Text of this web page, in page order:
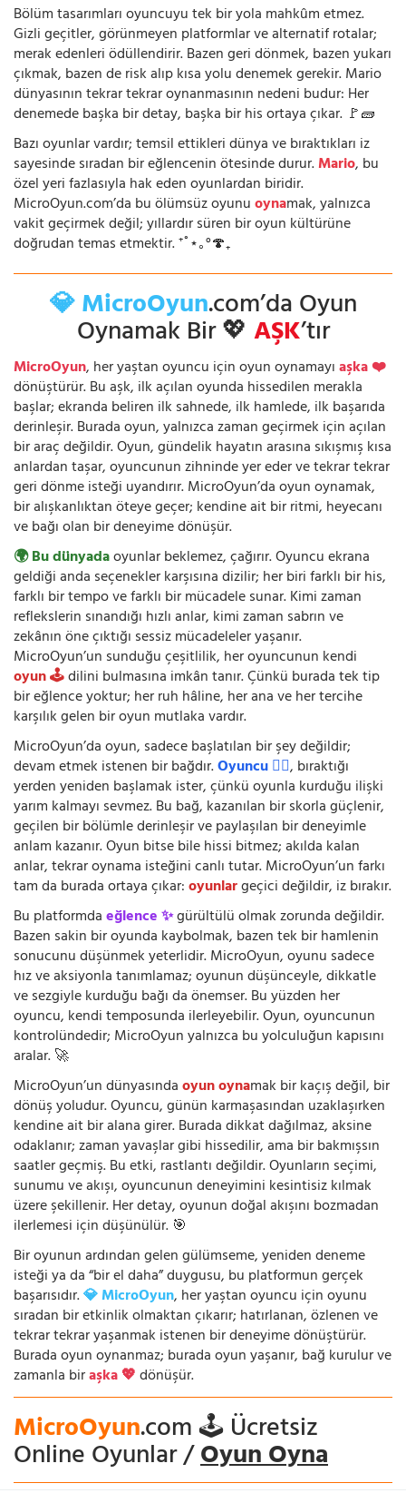
Bölüm tasarımları oyuncuyu tek bir yola mahkûm etmez.
Gizli geçitler, görünmeyen platformlar ve alternatif rotalar;
merak edenleri ödüllendirir. Bazen geri dönmek, bazen yukarı
çıkmak, bazen de risk alıp kısa yolu denemek gerekir. Mario
dünyasının tekrar tekrar oynanmasının nedeni budur: Her
denemede başka bir detay, başka bir his ortaya çıkar. 🚩🧱
Bazı oyunlar vardır; temsil ettikleri dünya ve bıraktıkları iz
sayesinde sıradan bir eğlencenin ötesinde durur.Mario, bu
özel yeri fazlasıyla hak eden oyunlardan biridir.
MicroOyun.com’da bu ölümsüz oyunuoynamak, yalnızca
vakit geçirmek değil; yıllardır süren bir oyun kültürüne
doğrudan temas etmektir. ⁺˚⋆｡°🍄₊
💎 MicroOyun.com’da Oyun
Oynamak Bir 💖AŞK’tır
MicroOyun, her yaştan oyuncu için oyun oynamayıaşka ❤️
dönüştürür. Bu aşk, ilk açılan oyunda hissedilen merakla
başlar; ekranda beliren ilk sahnede, ilk hamlede, ilk başarıda
derinleşir. Burada oyun, yalnızca zaman geçirmek için açılan
bir araç değildir. Oyun, gündelik hayatın arasına sıkışmış kısa
anlardan taşar, oyuncunun zihninde yer eder ve tekrar tekrar
geri dönme isteği uyandırır. MicroOyun’da oyun oynamak,
bir alışkanlıktan öteye geçer; kendine ait bir ritmi, heyecanı
ve bağı olan bir deneyime dönüşür.
🌍 Bu dünyadaoyunlar beklemez, çağırır. Oyuncu ekrana
geldiği anda seçenekler karşısına dizilir; her biri farklı bir his,
farklı bir tempo ve farklı bir mücadele sunar. Kimi zaman
reflekslerin sınandığı hızlı anlar, kimi zaman sabrın ve
zekânın öne çıktığı sessiz mücadeleler yaşanır.
MicroOyun’un sunduğu çeşitlilik, her oyuncunun kendi
oyun 🕹️dilini bulmasına imkân tanır. Çünkü burada tek tip
bir eğlence yoktur; her ruh hâline, her ana ve her tercihe
karşılık gelen bir oyun mutlaka vardır.
MicroOyun’da oyun, sadece başlatılan bir şey değildir;
devam etmek istenen bir bağdır.Oyuncu 🧍‍♂️, bıraktığı
yerden yeniden başlamak ister, çünkü oyunla kurduğu ilişki
yarım kalmayı sevmez. Bu bağ, kazanılan bir skorla güçlenir,
geçilen bir bölümle derinleşir ve paylaşılan bir deneyimle
anlam kazanır. Oyun bitse bile hissi bitmez; akılda kalan
anlar, tekrar oynama isteğini canlı tutar. MicroOyun’un farkı
tam da burada ortaya çıkar:oyunlargeçici değildir, iz bırakır.
Bu platformdaeğlence ✨gürültülü olmak zorunda değildir.
Bazen sakin bir oyunda kaybolmak, bazen tek bir hamlenin
sonucunu düşünmek yeterlidir. MicroOyun, oyunu sadece
hız ve aksiyonla tanımlamaz; oyunun düşünceyle, dikkatle
ve sezgiyle kurduğu bağı da önemser. Bu yüzden her
oyuncu, kendi temposunda ilerleyebilir. Oyun, oyuncunun
kontrolündedir; MicroOyun yalnızca bu yolculuğun kapısını
aralar. 🚀
MicroOyun’un dünyasındaoyun oynamak bir kaçış değil, bir
dönüş yoludur. Oyuncu, günün karmaşasından uzaklaşırken
kendine ait bir alana girer. Burada dikkat dağılmaz, aksine
odaklanır; zaman yavaşlar gibi hissedilir, ama bir bakmışsın
saatler geçmiş. Bu etki, rastlantı değildir. Oyunların seçimi,
sunumu ve akışı, oyuncunun deneyimini kesintisiz kılmak
üzere şekillenir. Her detay, oyunun doğal akışını bozmadan
ilerlemesi için düşünülür. 🎯
Bir oyunun ardından gelen gülümseme, yeniden deneme
isteği ya da “bir el daha” duygusu, bu platformun gerçek
başarısıdır.💎 MicroOyun, her yaştan oyuncu için oyunu
sıradan bir etkinlik olmaktan çıkarır; hatırlanan, özlenen ve
tekrar tekrar yaşanmak istenen bir deneyime dönüştürür.
Burada oyun oynanmaz; burada oyun yaşanır, bağ kurulur ve
zamanla biraşka 💖dönüşür.
MicroOyun.com 🕹️ Ücretsiz
Online Oyunlar /Oyun Oyna